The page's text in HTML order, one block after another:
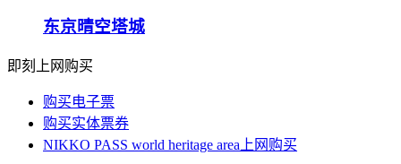
东京晴空塔城
即刻上网购买
购买电子票
购买实体票券
NIKKO PASS world heritage area上网购买